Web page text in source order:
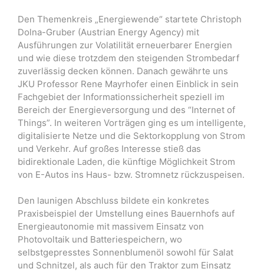
Den Themenkreis „Energiewende“ startete Christoph
Dolna-Gruber (Austrian Energy Agency) mit
Ausführungen zur Volatilität erneuerbarer Energien
und wie diese trotzdem den steigenden Strombedarf
zuverlässig decken können. Danach gewährte uns
JKU Professor Rene Mayrhofer einen Einblick in sein
Fachgebiet der Informationssicherheit speziell im
Bereich der Energieversorgung und des “Internet of
Things”. In weiteren Vorträgen ging es um intelligente,
digitalisierte Netze und die Sektorkopplung von Strom
und Verkehr. Auf großes Interesse stieß das
bidirektionale Laden, die künftige Möglichkeit Strom
von E-Autos ins Haus- bzw. Stromnetz rückzuspeisen.
Den launigen Abschluss bildete ein konkretes
Praxisbeispiel der Umstellung eines Bauernhofs auf
Energieautonomie mit massivem Einsatz von
Photovoltaik und Batteriespeichern, wo
selbstgepresstes Sonnenblumenöl sowohl für Salat
und Schnitzel, als auch für den Traktor zum Einsatz